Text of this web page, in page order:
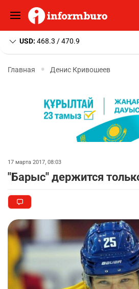
USD: 468.3 / 470.9
Главная Денис Кривошеев
17 марта 2017, 08:03
"Барыс" держится